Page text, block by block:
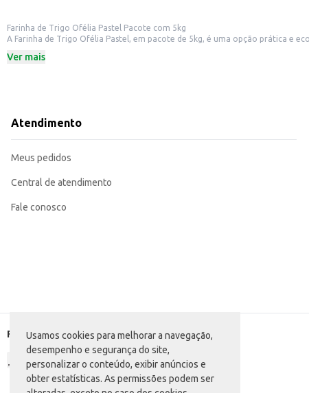
Usamos cookies para melhorar a navegação,
desempenho e segurança do site,
personalizar o conteúdo, exibir anúncios e
obter estatísticas. As permissões podem ser
Farinha de Trigo Ofélia Pastel Pacote com 5kg
A Farinha de Trigo Ofélia Pastel, em pacote de 5kg, é uma opção prática e
Pacote de 5kg
Pode ser utilizada em receitas de outras massas, como empadas e tortas
A Farinha de Trigo Ofélia Pastel proporciona praticidade e rendimento na
Ver mais
Atendimento
Meus pedidos
Central de atendimento
Fale conosco
Formas de pagamento